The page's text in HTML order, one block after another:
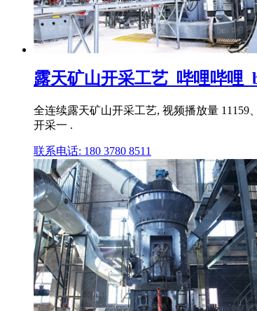
露天矿山开采工艺_哔哩哔哩
全连续露天矿山开采工艺, 视频播放量 11159
开采一 .
联系电话: 180 3780 8511